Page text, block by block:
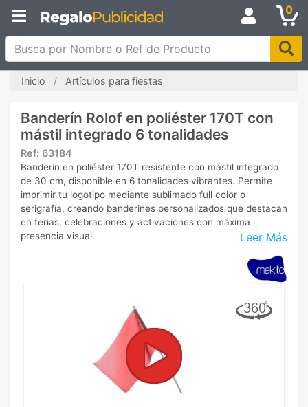
0
Busca por Nombre o Ref de Producto
Inicio Artículos para fiestas
Banderín Rolof en poliéster 170T con
mástil integrado 6 tonalidades
Ref: 63184
Leer Más
Banderín en poliéster 170T resistente con mástil integrado
de 30 cm, disponible en 6 tonalidades vibrantes. Permite
imprimir tu logotipo mediante sublimado full color o
serigrafía, creando banderines personalizados que destacan
en ferias, celebraciones y activaciones con máxima
presencia visual.